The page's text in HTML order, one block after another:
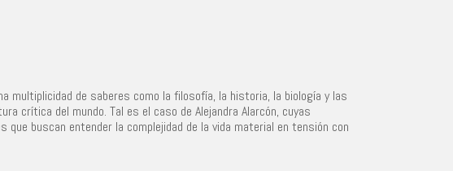
multiplicidad de saberes como la filosofía, la historia, la biología y las
crítica del mundo. Tal es el caso de Alejandra Alarcón, cuyas
buscan entender la complejidad de la vida material en tensión con